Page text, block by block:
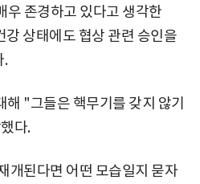
존경하고 있다고 생각한
상태에도 협상 관련 승인을
.
"그들은 핵무기를 갖지 않기
다.
개된다면 어떤 모습일지 묻자